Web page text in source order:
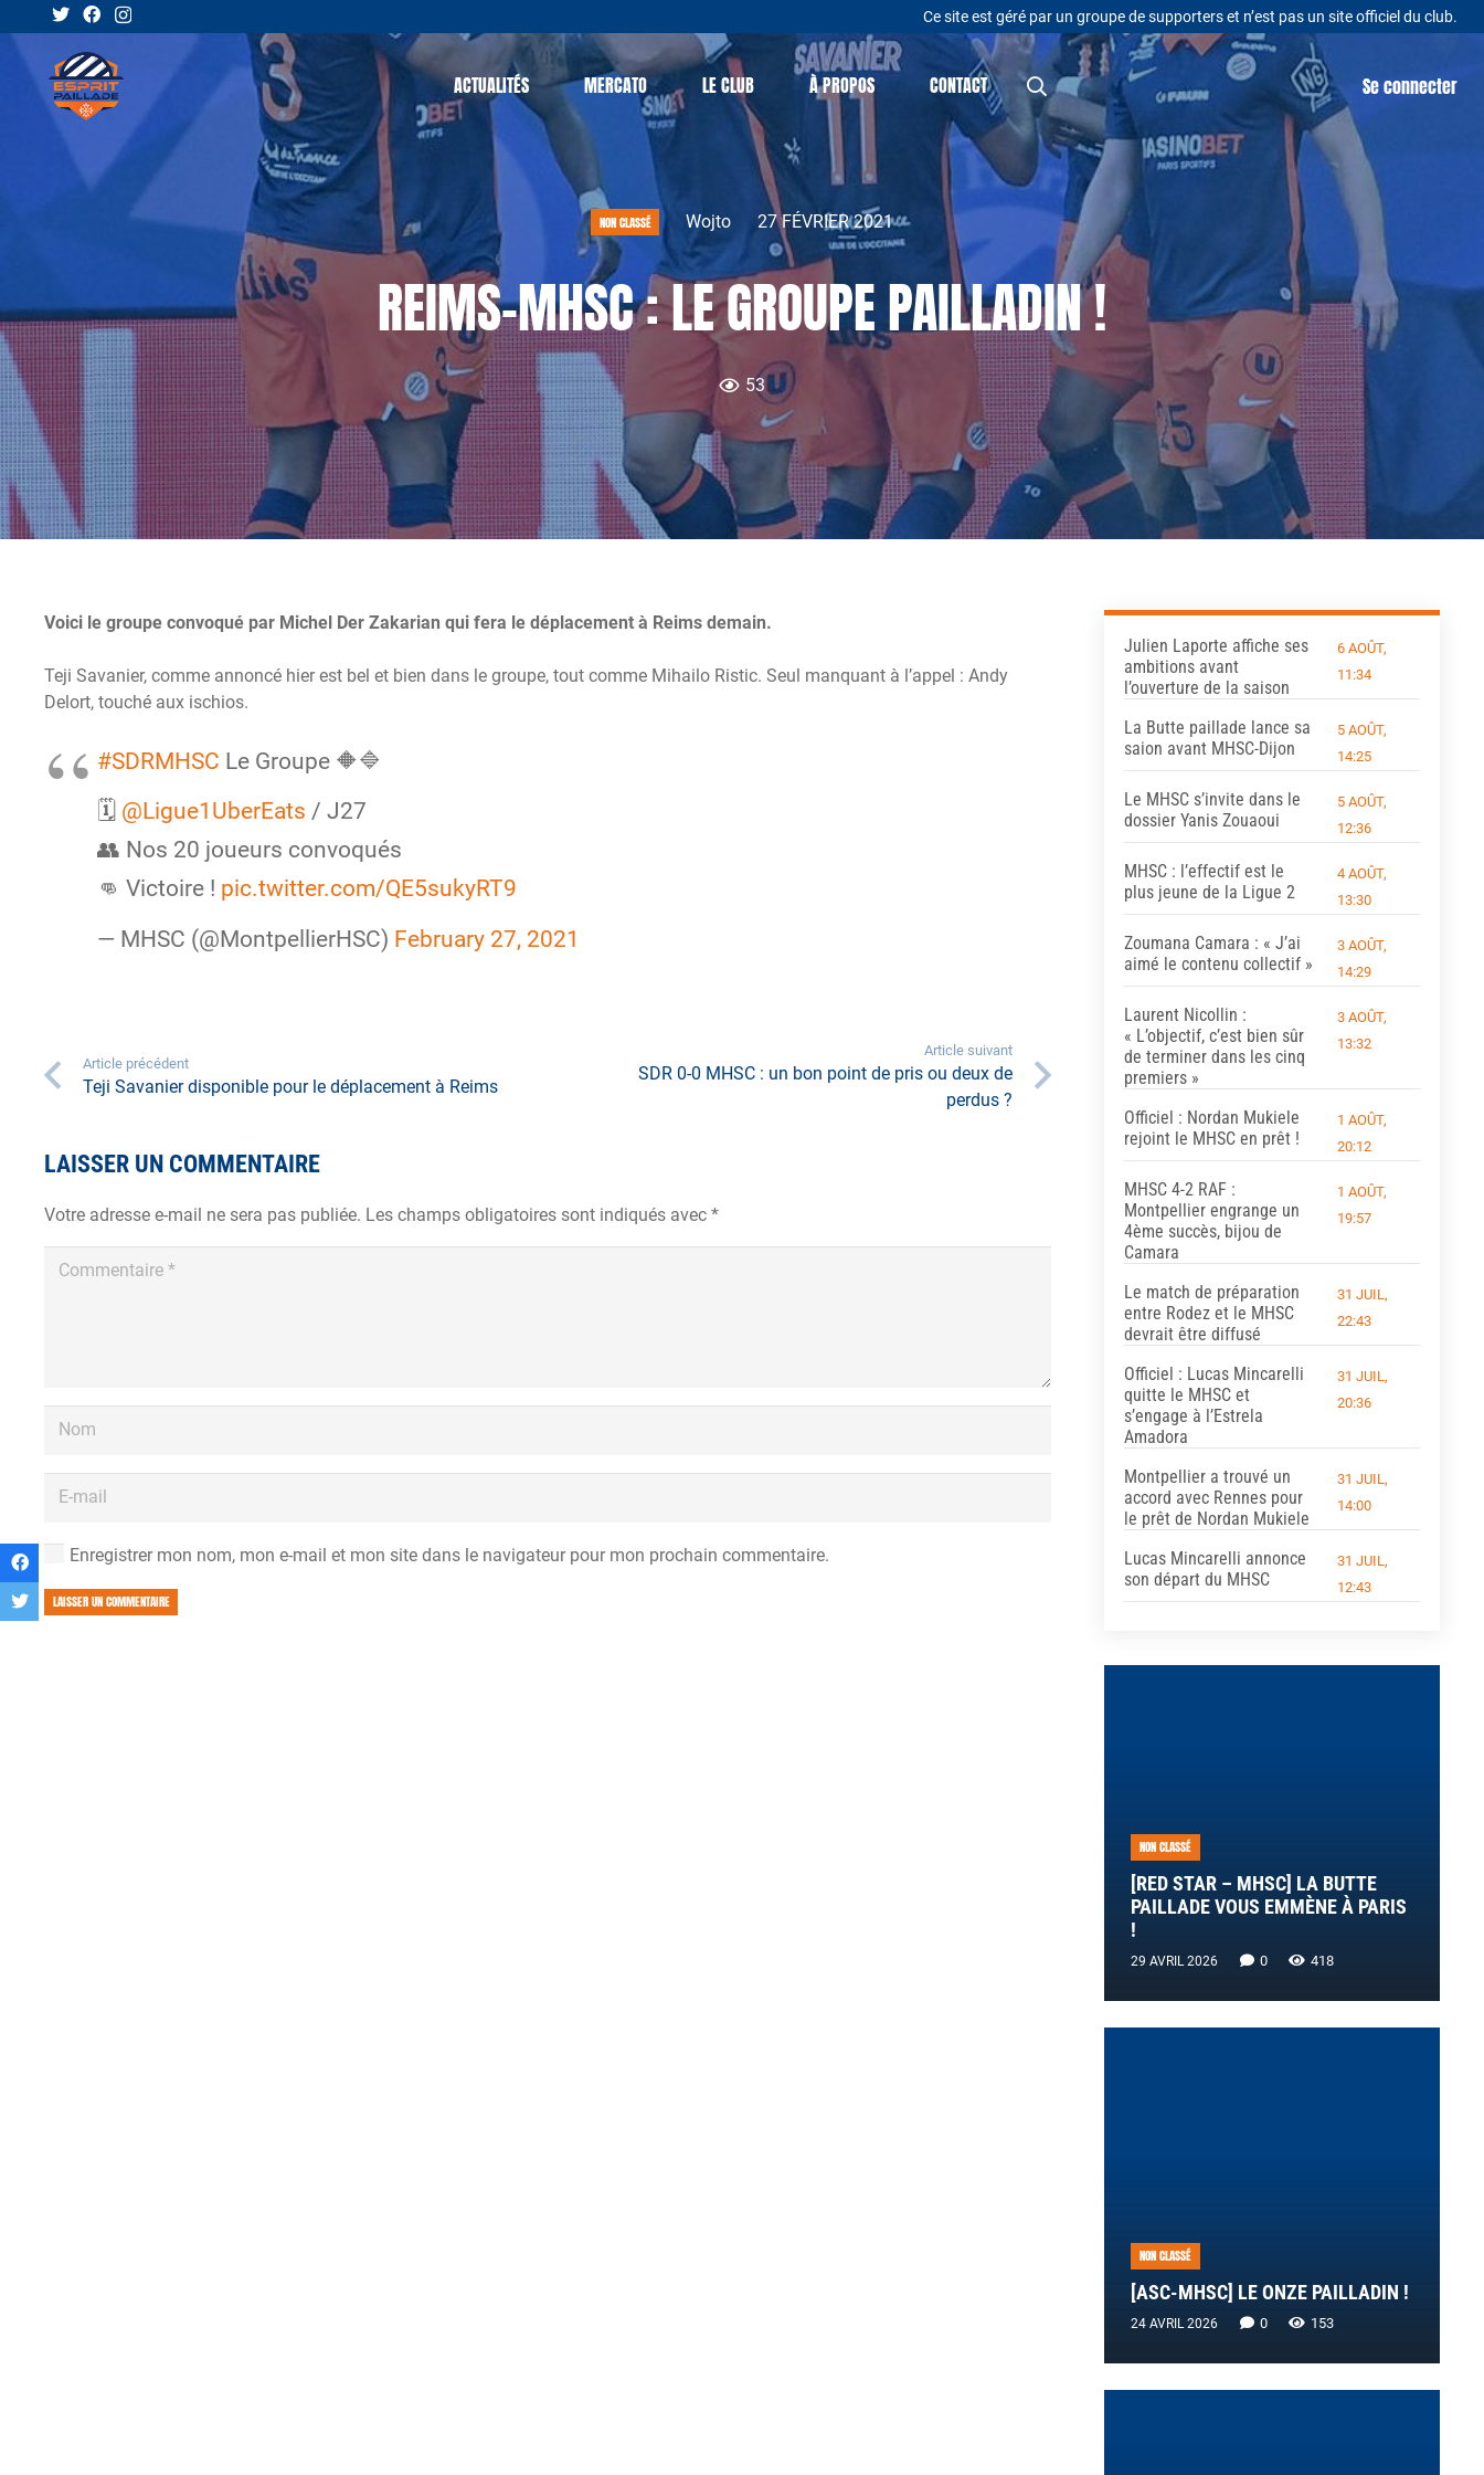
Ce site est géré par un groupe de supporters et n’est pas un site officiel du club.
ACTUALITÉS MERCATO LE CLUB À PROPOS CONTACT Se connecter
NON CLASSÉ Wojto 27 FÉVRIER 2021
REIMS-MHSC : LE GROUPE PAILLADIN !
53
Voici le groupe convoqué par Michel Der Zakarian qui fera le déplacement à Reims demain.
Teji Savanier, comme annoncé hier est bel et bien dans le groupe, tout comme Mihailo Ristic. Seul manquant à l’appel : Andy
Delort, touché aux ischios.
#SDRMHSC Le Groupe 🔶🔷
🗓️ @Ligue1UberEats / J27
👥 Nos 20 joueurs convoqués
👊 Victoire ! pic.twitter.com/QE5sukyRT9
— MHSC (@MontpellierHSC) February 27, 2021
Article précédent
Teji Savanier disponible pour le déplacement à Reims
Article suivant
SDR 0-0 MHSC : un bon point de pris ou deux de
perdus ?
LAISSER UN COMMENTAIRE
Votre adresse e-mail ne sera pas publiée. Les champs obligatoires sont indiqués avec *
Enregistrer mon nom, mon e-mail et mon site dans le navigateur pour mon prochain commentaire.
LAISSER UN COMMENTAIRE
Julien Laporte affiche ses
ambitions avant
l’ouverture de la saison
6 AOÛT,
11:34
La Butte paillade lance sa
saion avant MHSC-Dijon
5 AOÛT,
14:25
Le MHSC s’invite dans le
dossier Yanis Zouaoui
5 AOÛT,
12:36
MHSC : l’effectif est le
plus jeune de la Ligue 2
4 AOÛT,
13:30
Zoumana Camara : « J’ai
aimé le contenu collectif »
3 AOÛT,
14:29
Laurent Nicollin :
« L’objectif, c’est bien sûr
de terminer dans les cinq
premiers »
3 AOÛT,
13:32
Officiel : Nordan Mukiele
rejoint le MHSC en prêt !
1 AOÛT,
20:12
MHSC 4-2 RAF :
Montpellier engrange un
4ème succès, bijou de
Camara
1 AOÛT,
19:57
Le match de préparation
entre Rodez et le MHSC
devrait être diffusé
31 JUIL,
22:43
Officiel : Lucas Mincarelli
quitte le MHSC et
s’engage à l’Estrela
Amadora
31 JUIL,
20:36
Montpellier a trouvé un
accord avec Rennes pour
le prêt de Nordan Mukiele
31 JUIL,
14:00
Lucas Mincarelli annonce
son départ du MHSC
31 JUIL,
12:43
NON CLASSÉ
[RED STAR – MHSC] LA BUTTE
PAILLADE VOUS EMMÈNE À PARIS
!
29 AVRIL 2026 0 418
NON CLASSÉ
[ASC-MHSC] LE ONZE PAILLADIN !
24 AVRIL 2026 0 153